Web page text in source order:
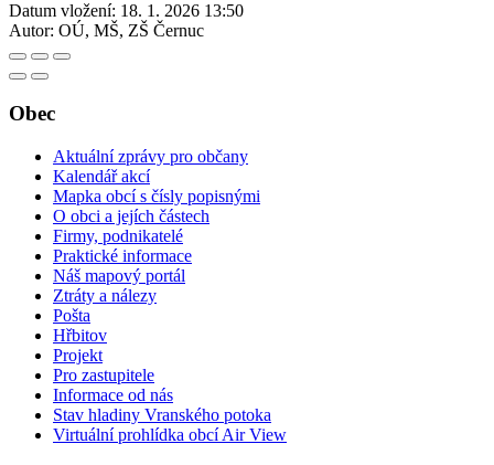
Datum vložení: 18. 1. 2026 13:50
Autor: OÚ, MŠ, ZŠ Černuc
Obec
Aktuální zprávy pro občany
Kalendář akcí
Mapka obcí s čísly popisnými
O obci a jejích částech
Firmy, podnikatelé
Praktické informace
Náš mapový portál
Ztráty a nálezy
Pošta
Hřbitov
Projekt
Pro zastupitele
Informace od nás
Stav hladiny Vranského potoka
Virtuální prohlídka obcí Air View